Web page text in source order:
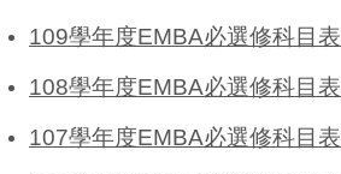
109學年度EMBA必選修科目表
108學年度EMBA必選修科目表
107學年度EMBA必選修科目表